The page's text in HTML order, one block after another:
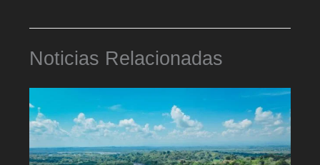
Noticias Relacionadas